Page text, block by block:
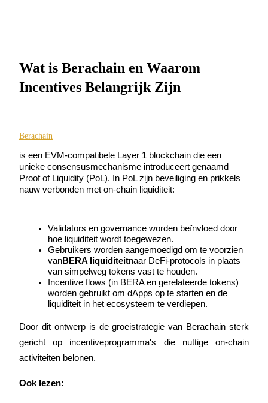
Word een Copy Trader
Geniet van winstdeling en copy trading commissies
Informatie
Wat is Berachain en Waarom
Incentives Belangrijk Zijn
Berachain
is een EVM-compatibele Layer 1 blockchain die een
unieke consensusmechanisme introduceert genaamd
Proof of Liquidity (PoL). In PoL zijn beveiliging en prikkels
nauw verbonden met on-chain liquiditeit:
Validators en governance worden beïnvloed door
hoe liquiditeit wordt toegewezen.
Gebruikers worden aangemoedigd om te voorzien
vanBERA liquiditeitnaar DeFi-protocols in plaats
van simpelweg tokens vast te houden.
Incentive flows (in BERA en gerelateerde tokens)
worden gebruikt om dApps op te starten en de
liquiditeit in het ecosysteem te verdiepen.
Door dit ontwerp is de groeistrategie van Berachain sterk
gericht op incentiveprogramma's die nuttige on-chain
activiteiten belonen.
Ook lezen: